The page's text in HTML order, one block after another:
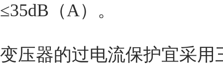
≤35dB（A）。
变压器的过电流保护宜采